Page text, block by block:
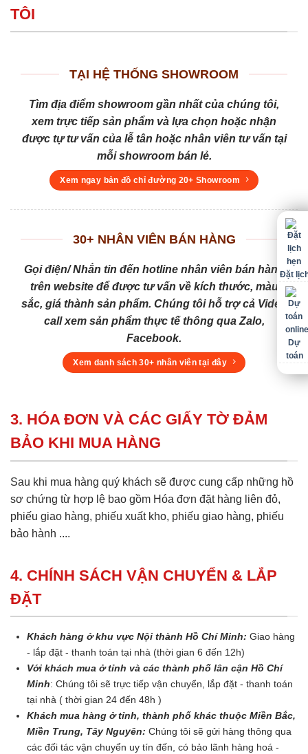
TÔI
TẠI HỆ THỐNG SHOWROOM
Tìm địa điểm showroom gần nhất của chúng tôi,
xem trực tiếp sản phẩm và lựa chọn hoặc nhận
được tự tư vấn của lễ tân hoặc nhân viên tư vấn tại
mỗi showroom bán lẻ.
Xem ngay bản đồ chỉ đường 20+ Showroom
30+ NHÂN VIÊN BÁN HÀNG
Gọi điện/ Nhắn tin đến hotline nhân viên bán hàng
trên website để được tư vấn về kích thước, màu
sắc, giá thành sản phẩm. Chúng tôi hỗ trợ cả Video
call xem sản phẩm thực tế thông qua Zalo,
Facebook.
Xem danh sách 30+ nhân viên tại đây
3. HÓA ĐƠN VÀ CÁC GIẤY TỜ ĐẢM
BẢO KHI MUA HÀNG
Sau khi mua hàng quý khách sẽ được cung cấp những hồ
sơ chứng từ hợp lệ bao gồm Hóa đơn đặt hàng liên đỏ,
phiếu giao hàng, phiếu xuất kho, phiếu giao hàng, phiếu
bảo hành ....
4. CHÍNH SÁCH VẬN CHUYỂN & LẮP
ĐẶT
Khách hàng ở khu vực Nội thành Hồ Chí Minh: Giao hàng
- lắp đặt - thanh toán tại nhà (thời gian 6 đến 12h)
Với khách mua ở tỉnh và các thành phố lân cận Hồ Chí
Minh: Chúng tôi sẽ trực tiếp vận chuyển, lắp đặt - thanh toán
tại nhà ( thời gian 24 đến 48h )
Khách mua hàng ở tỉnh, thành phố khác thuộc Miền Bắc,
Miền Trung, Tây Nguyên: Chúng tôi sẽ gửi hàng thông qua
các đối tác vận chuyển uy tín đến, có bảo lãnh hàng hoá -
Đặt
Dự
toán